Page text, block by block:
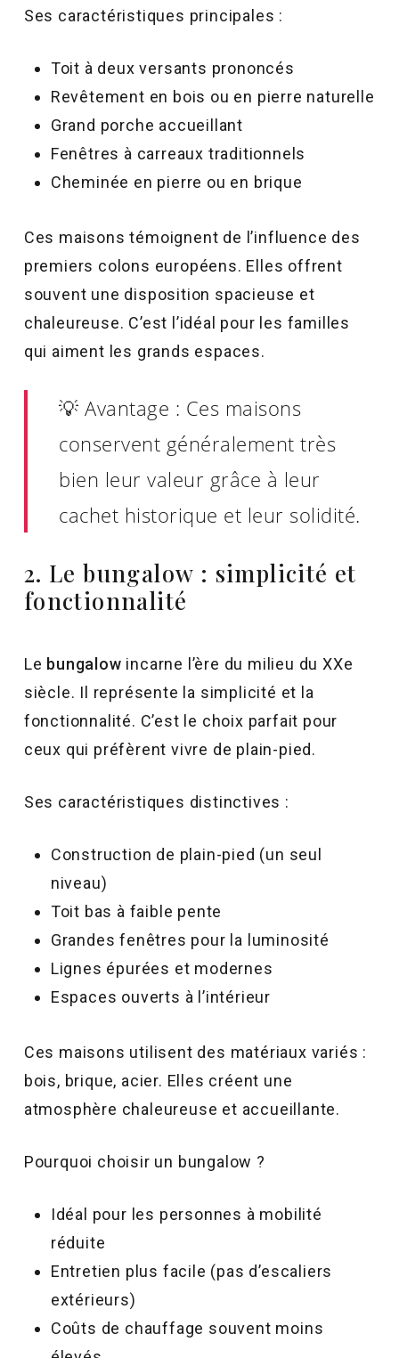
Ses caractéristiques principales :
Toit à deux versants prononcés
Revêtement en bois ou en pierre naturelle
Grand porche accueillant
Fenêtres à carreaux traditionnels
Cheminée en pierre ou en brique
Ces maisons témoignent de l’influence des
premiers colons européens. Elles offrent
souvent une disposition spacieuse et
chaleureuse. C’est l’idéal pour les familles
qui aiment les grands espaces.
💡 Avantage : Ces maisons
conservent généralement très
bien leur valeur grâce à leur
cachet historique et leur solidité.
2. Le bungalow : simplicité et
fonctionnalité
Le bungalow incarne l’ère du milieu du XXe
siècle. Il représente la simplicité et la
fonctionnalité. C’est le choix parfait pour
ceux qui préfèrent vivre de plain-pied.
Ses caractéristiques distinctives :
Construction de plain-pied (un seul
niveau)
Toit bas à faible pente
Grandes fenêtres pour la luminosité
Lignes épurées et modernes
Espaces ouverts à l’intérieur
Ces maisons utilisent des matériaux variés :
bois, brique, acier. Elles créent une
atmosphère chaleureuse et accueillante.
Pourquoi choisir un bungalow ?
Idéal pour les personnes à mobilité
réduite
Entretien plus facile (pas d’escaliers
extérieurs)
Coûts de chauffage souvent moins